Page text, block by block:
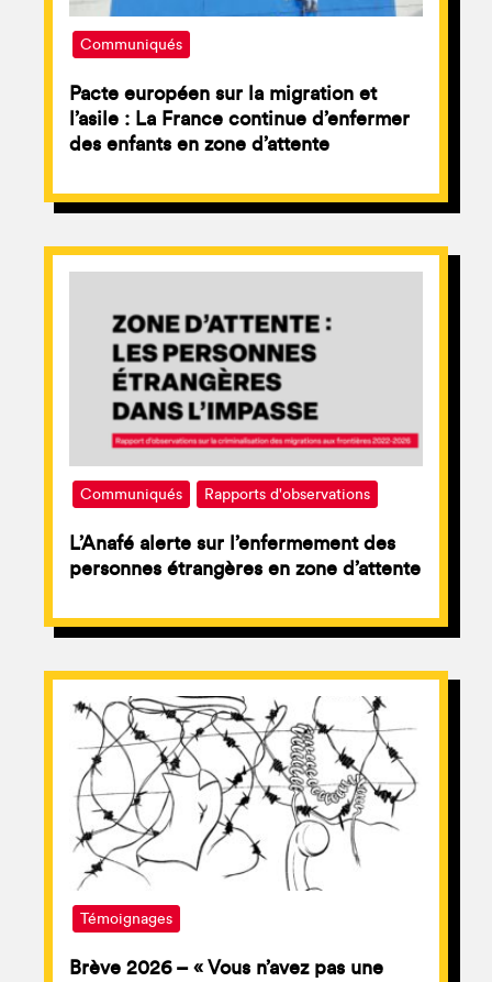
Communiqués
Pacte européen sur la migration et
l’asile : La France continue d’enfermer
des enfants en zone d’attente
Communiqués Rapports d'observations
L’Anafé alerte sur l’enfermement des
personnes étrangères en zone d’attente
Témoignages
Brève 2026 – « Vous n’avez pas une